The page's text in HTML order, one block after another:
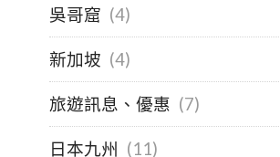
吳哥窟 (4)
新加坡 (4)
旅遊訊息、優惠 (7)
日本九州 (11)